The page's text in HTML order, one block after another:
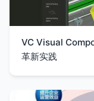
VC Visual
革新实践